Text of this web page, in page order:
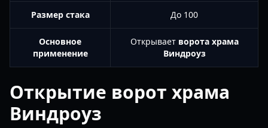
Размер стака До 100
Основное
применение
Открывает ворота храма
Виндроуз
Открытие ворот храма
Виндроуз